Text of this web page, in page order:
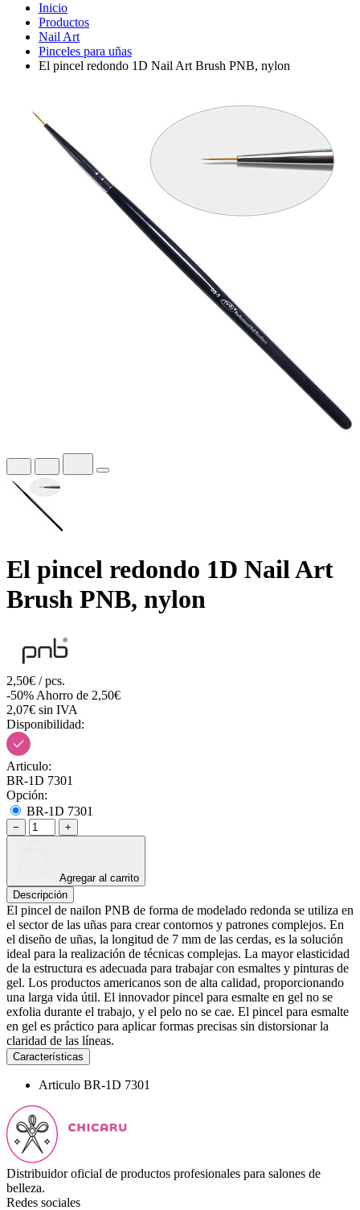
Inicio
Productos
Nail Art
Pinceles para uñas
El pincel redondo 1D Nail Art Brush PNB, nylon
El pincel redondo 1D Nail Art
Brush PNB, nylon
2,50€ / pcs.
-50% Ahorro de 2,50€
2,07€ sin IVA
Disponibilidad:
Articulo:
BR-1D 7301
Opción:
BR-1D 7301
− +
Agregar al carrito
Descripción
El pincel de nailon PNB de forma de modelado redonda se utiliza en
el sector de las uñas para crear contornos y patrones complejos. En
el diseño de uñas, la longitud de 7 mm de las cerdas, es la solución
ideal para la realización de técnicas complejas. La mayor elasticidad
de la estructura es adecuada para trabajar con esmaltes y pinturas de
gel. Los productos americanos son de alta calidad, proporcionando
una larga vida útil. El innovador pincel para esmalte en gel no se
exfolia durante el trabajo, y el pelo no se cae. El pincel para esmalte
en gel es práctico para aplicar formas precisas sin distorsionar la
claridad de las líneas.
Características
Articulo BR-1D 7301
Distribuidor oficial de productos profesionales para salones de
belleza.
Redes sociales